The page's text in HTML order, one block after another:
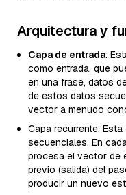
Arquitectura y
Capa de entrada:
como entrada, que
en una frase, datos
de estos datos
vector a menudo
Capa recurrente:
secuenciales. En
procesa el vector de
previo (salida) del
producir un nuevo